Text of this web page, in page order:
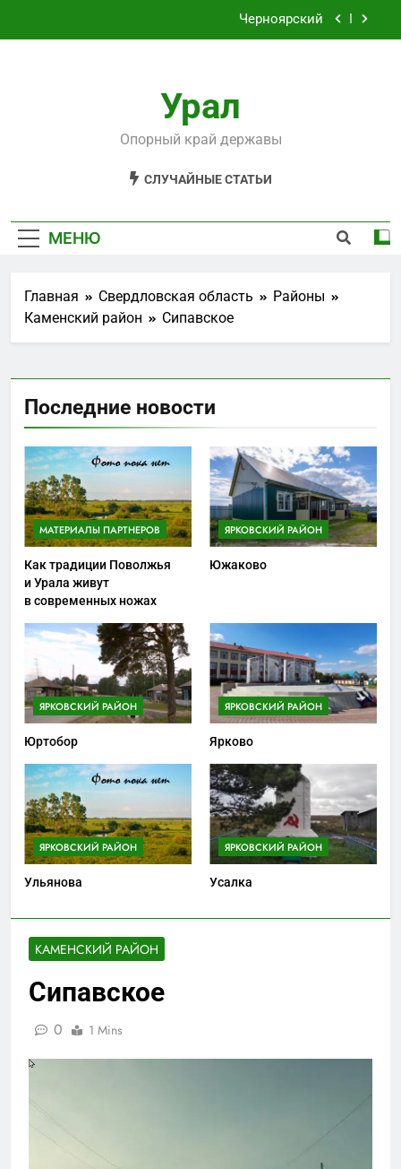
Черноярский
Староуткинск
Черноярский
Урал
Опорный край державы
СЛУЧАЙНЫЕ СТАТЬИ
МЕНЮ
Главная Свердловская область
Районы
Каменский район
Сипавское
КАМЕНСКИЙ РАЙОН
Сипавское
0 1 Mins
Последние новости
МАТЕРИАЛЫ ПАРТНЕРОВ
Как традиции Поволжья
и Урала живут
в современных ножах
ЯРКОВСКИЙ РАЙОН
Южаково
ЯРКОВСКИЙ РАЙОН
Юртобор
ЯРКОВСКИЙ РАЙОН
Ярково
ЯРКОВСКИЙ РАЙОН
Ульянова
ЯРКОВСКИЙ РАЙОН
Усалка